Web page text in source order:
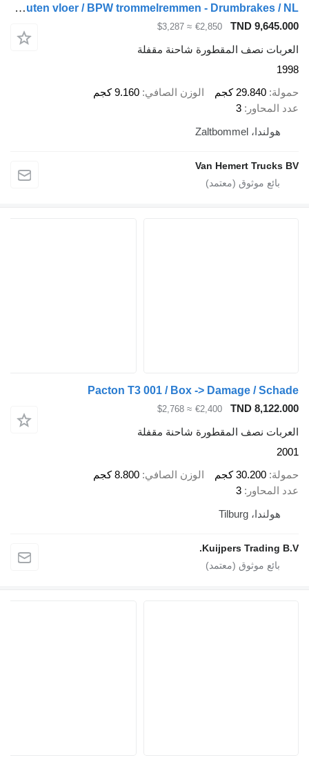
Pacton T3 001 / Hardhouten vloer / BPW trommelremmen - Drumbrakes / NL
TND
€2,850
≈ $3,287
نصف المقطورة شاحنة مقفلة
كجم الوزن الصافي 9.160 كجم
3
Van Hemert
Pacton T3 001 / Box -> Damage /
TND
€2,400
≈ $2,768
نصف المقطورة شاحنة مقفلة
كجم الوزن الصافي 8.800 كجم
3
Kuijpers